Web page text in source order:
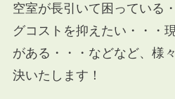
空室が長引いて困っている
グコストを抑えたい・・・
がある・・・などなど、様
決いたします！